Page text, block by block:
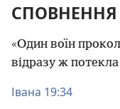
СПОВНЕННЯ
«Один воїн
відразу ж
Івана 19:34